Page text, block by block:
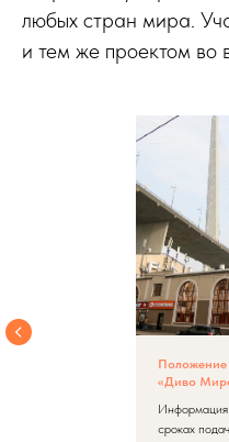
любых стран мира.
и тем же проектом во
Положение
«Диво
Информация
сроках